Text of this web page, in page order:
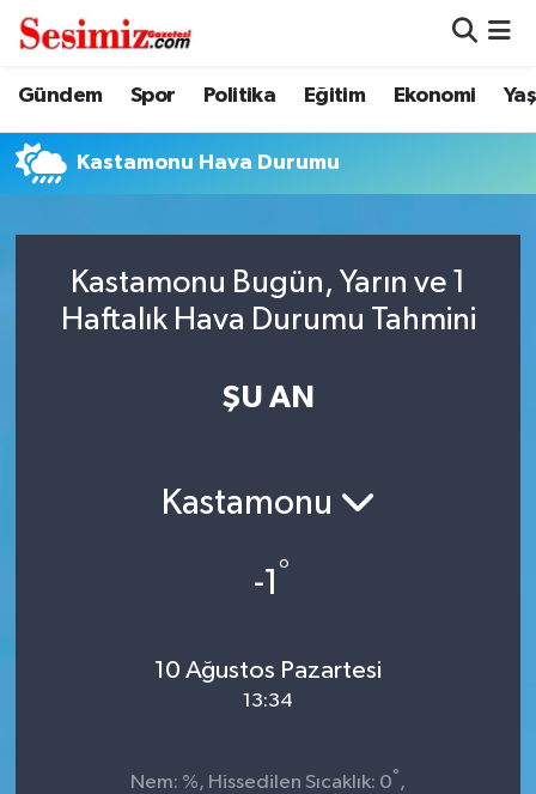
Gündem Spor Politika Eğitim Ekonomi
Kastamonu Hava Durumu
Kastamonu Bugün, Yarın ve 1
Haftalık Hava Durumu Tahmini
ŞU AN
Kastamonu
-1 °
10 Ağustos Pazartesi
13:34
Nem: %, Hissedilen Sıcaklık: 0° ,
Dünya
Eğitim
Genel
Gündem
Nöbetçi Eczaneler
Hava Durumu
Trafik Durumu
Süper Lig Puan Durumu ve Fikstür
Haber Arşivi